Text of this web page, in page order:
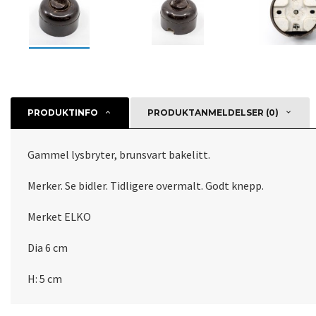
PRODUKTINFO PRODUKTANMELDELSER (0)
Gammel lysbryter, brunsvart bakelitt.
Merker. Se bidler. Tidligere overmalt. Godt knepp.
Merket ELKO
Dia 6 cm
H: 5 cm